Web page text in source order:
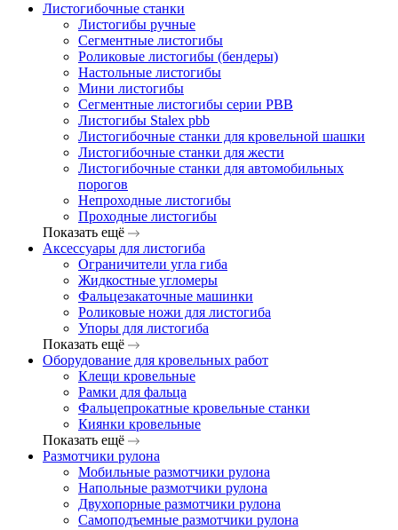
Листогибочные станки
Листогибы ручные
Сегментные листогибы
Роликовые листогибы (бендеры)
Настольные листогибы
Мини листогибы
Сегментные листогибы серии PBB
Листогибы Stalex pbb
Листогибочные станки для кровельной шашки
Листогибочные станки для жести
Листогибочные станки для автомобильных
порогов
Непроходные листогибы
Проходные листогибы
Показать ещё
Аксессуары для листогиба
Ограничители угла гиба
Жидкостные угломеры
Фальцезакаточные машинки
Роликовые ножи для листогиба
Упоры для листогиба
Показать ещё
Оборудование для кровельных работ
Клещи кровельные
Рамки для фальца
Фальцепрокатные кровельные станки
Киянки кровельные
Показать ещё
Размотчики рулона
Мобильные размотчики рулона
Напольные размотчики рулона
Двухопорные размотчики рулона
Самоподъемные размотчики рулона